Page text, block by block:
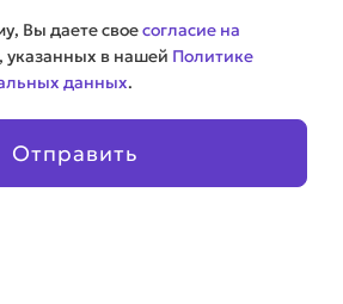
Вы даете своесогласие на
, указанных в нашей Политике
данных.
Отправить